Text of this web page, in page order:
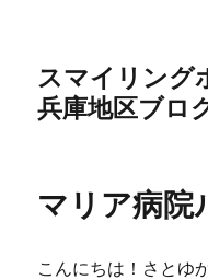
スマイリング
兵庫地区ブロ
マリア病院
こんにちは！さとゆ